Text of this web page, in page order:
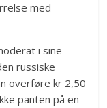
med
i sine
russiske
overføre kr 2,50
panten på en